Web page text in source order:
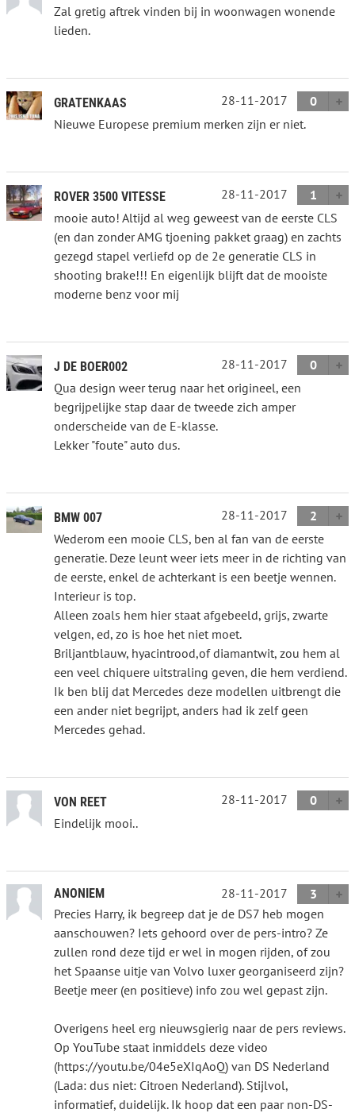
Zal gretig aftrek vinden bij in woonwagen wonende
lieden.
GRATENKAAS 28-11-2017
0
Nieuwe Europese premium merken zijn er niet.
ROVER 3500 VITESSE 28-11-2017
1
mooie auto! Altijd al weg geweest van de eerste CLS
(en dan zonder AMG tjoening pakket graag) en zachts
gezegd stapel verliefd op de 2e generatie CLS in
shooting brake!!! En eigenlijk blijft dat de mooiste
moderne benz voor mij
J DE BOER002 28-11-2017
0
Qua design weer terug naar het origineel, een
begrijpelijke stap daar de tweede zich amper
onderscheide van de E-klasse.
Lekker "foute" auto dus.
BMW 007 28-11-2017
2
Wederom een mooie CLS, ben al fan van de eerste
generatie. Deze leunt weer iets meer in de richting van
de eerste, enkel de achterkant is een beetje wennen.
Interieur is top.
Alleen zoals hem hier staat afgebeeld, grijs, zwarte
velgen, ed, zo is hoe het niet moet.
Briljantblauw, hyacintrood,of diamantwit, zou hem al
een veel chiquere uitstraling geven, die hem verdiend.
Ik ben blij dat Mercedes deze modellen uitbrengt die
een ander niet begrijpt, anders had ik zelf geen
Mercedes gehad.
VON REET 28-11-2017
0
Eindelijk mooi..
ANONIEM 28-11-2017
3
Precies Harry, ik begreep dat je de DS7 heb mogen
aanschouwen? Iets gehoord over de pers-intro? Ze
zullen rond deze tijd er wel in mogen rijden, of zou
het Spaanse uitje van Volvo luxer georganiseerd zijn?
Beetje meer (en positieve) info zou wel gepast zijn.
Overigens heel erg nieuwsgierig naar de pers reviews.
Op YouTube staat inmiddels deze video
(https://youtu.be/04e5eXIqAoQ) van DS Nederland
(Lada: dus niet: Citroen Nederland). Stijlvol,
informatief, duidelijk. Ik hoop dat een paar non-DS-